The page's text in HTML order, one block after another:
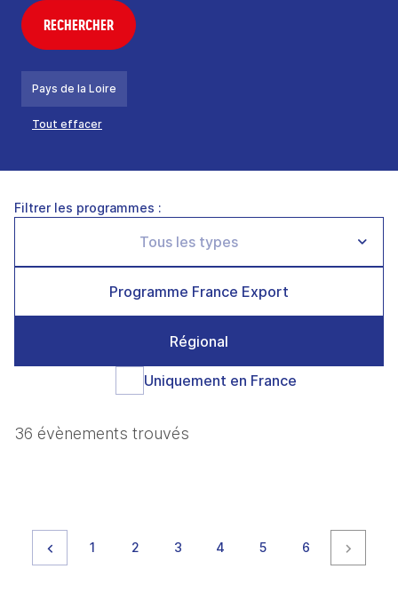
RECHERCHER
Pays de la Loire
Tout effacer
Filtrer les programmes :
Programme France Export
Régional
Uniquement en France
36 évènements trouvés
Page précédente
page
1 page
2 page
3 page
4 page
5 page
6